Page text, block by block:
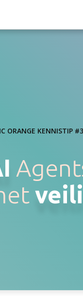
ORANGE KENNISTIP